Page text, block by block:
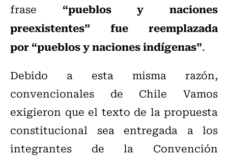
frase “pueblos y naciones
preexistentes” fue reemplazada
por “pueblos y naciones indígenas”.
Debido a esta misma razón,
convencionales de Chile Vamos
exigieron que el texto de la propuesta
constitucional sea entregada a los
integrantes de la Convención